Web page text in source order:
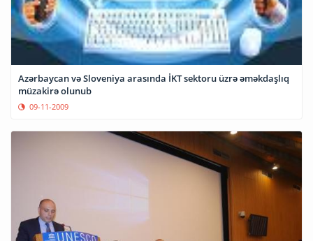
Azərbaycan və Sloveniya arasında İKT sektoru üzrə əməkdaşlıq
müzakirə olunub
09-11-2009